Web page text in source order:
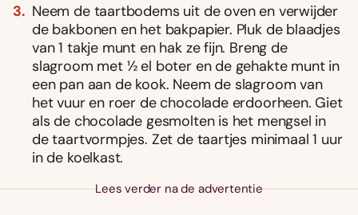
Neem de taartbodems uit de oven en verwijder
de bakbonen en het bakpapier. Pluk de blaadjes
van 1 takje munt en hak ze fijn. Breng de
slagroom met ½ el boter en de gehakte munt in
een pan aan de kook. Neem de slagroom van
het vuur en roer de chocolade erdoorheen. Giet
als de chocolade gesmolten is het mengsel in
de taartvormpjes. Zet de taartjes minimaal 1 uur
in de koelkast.
Lees verder na de advertentie